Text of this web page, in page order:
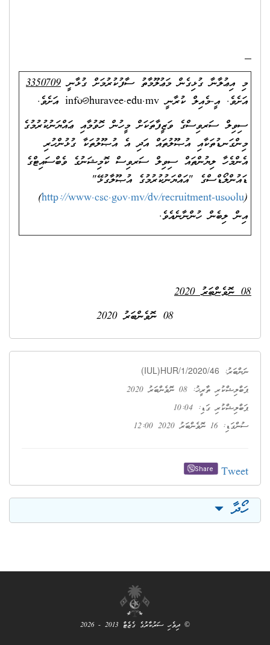
މި އިޢުލާނާ ގުޅިގެން މަޢުލޫމާތު ސާފުކުރުމަށް ގުޅާނީ 3350709
އަށެވެ. އީ-މެއިލް ކުރާނީ info@huravee.edu.mv އަށެވެ.
ސިވިލް ސަރވިސްގެ ވަޒީފާތަކަށް މީހުން ހޮވުމާއި ޢައްޔަނުކުރުމުގެ
މިންގަނޑުތަކާއި އުޞޫލުތައް އަދި އެ އުޞޫލުތަކާ ގުޅުންހުރި
އެންމެހާ ލިޔުންތައް ސިވިލް ސަރވިސް ކޮމިޝަނުގެ ވެބްސައިޓްގެ
ޑައުންލޯޑްސްގެ "އައްޔަނުކުރުމުގެ އުޞޫލާގުޅޭ"
(
http://www.csc.gov.mv/dv/recruitment-usoolu
)
އިން ލިބެން ހުންނާނެއެވެ.
08 ނޮވެންބަރު 2020
08 ނޮވެންބަރު 2020
ނަންބަރު: (IUL)HUR/1/2020/46
ޕަބްލިޝްކުރި ތާރީޚު: 08 ނޮވެންބަރު 2020
ޕަބްލިޝްކުރި ގަޑި: 10:04
ސުންގަޑި: 16 ނޮވެންބަރު 2020 12:00
Tweet
Share
ހޯދާ
© ދިވެހި ސަރުކާރުގެ ގެޒެޓް 2013 - 2026